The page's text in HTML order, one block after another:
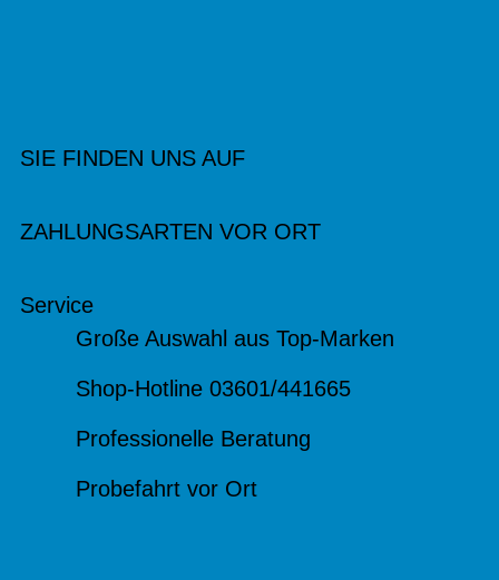
SIE FINDEN UNS AUF
ZAHLUNGSARTEN VOR ORT
Service
Große Auswahl aus Top-Marken
Shop-Hotline 03601/441665
Professionelle Beratung
Probefahrt vor Ort